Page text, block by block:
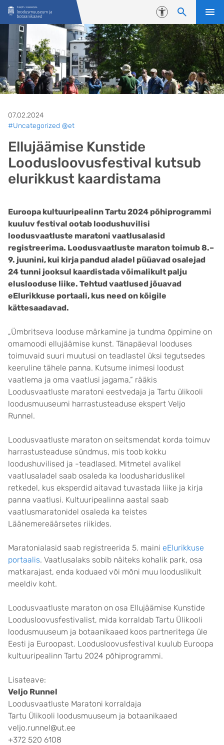
Liigu edasi põhisisu juurde
Juurdepääsetavus
07.02.2024
#Uncategorized @et
Ellujäämise Kunstide
Loodusloovusfestival kutsub
elurikkust kaardistama
Euroopa kultuuripealinn Tartu 2024 põhiprogrammi
kuuluv festival ootab loodushuvilisi
loodusvaatluste maratoni vaatlusalasid
registreerima. Loodusvaatluste maraton toimub 8.–
9. juunini, kui kirja pandud aladel püüavad osalejad
24 tunni jooksul kaardistada võimalikult palju
eluslooduse liike. Tehtud vaatlused jõuavad
eElurikkuse portaali, kus need on kõigile
kättesaadavad.
„Ümbritseva looduse märkamine ja tundma õppimine on
omamoodi ellujäämise kunst. Tänapäeval looduses
toimuvaid suuri muutusi on teadlastel üksi tegutsedes
keeruline tähele panna. Kutsume inimesi loodust
vaatlema ja oma vaatlusi jagama,“ rääkis
Loodusvaatluste maratoni eestvedaja ja Tartu ülikooli
loodusmuuseumi harrastusteaduse ekspert Veljo
Runnel.
Loodusvaatluste maraton on seitsmendat korda toimuv
harrastusteaduse sündmus, mis toob kokku
loodushuvilised ja -teadlased. Mitmetel avalikel
vaatlusaladel saab osaleda ka loodushariduslikel
retkedel, kus eksperdid aitavad tuvastada liike ja kirja
panna vaatlusi. Kultuuripealinna aastal saab
vaatlusmaratonidel osaleda ka teistes
Läänemereäärsetes riikides.
Maratonialasid saab registreerida 5. maini eElurikkuse
portaalis. Vaatlusalaks sobib näiteks kohalik park, osa
matkarajast, enda koduaed või mõni muu looduslikult
meeldiv koht.
Loodusvaatluste maraton on osa Ellujäämise Kunstide
Loodusloovusfestivalist, mida korraldab Tartu Ülikooli
loodusmuuseum ja botaanikaaed koos partneritega üle
Eesti ja Euroopast. Loodusloovusfestival kuulub Euroopa
kultuuripealinn Tartu 2024 põhiprogrammi.
Lisateave:
Veljo Runnel
Loodusvaatluste Maratoni korraldaja
Tartu Ülikooli loodusmuuseum ja botaanikaaed
veljo.runnel@ut.ee
+372 520 6108